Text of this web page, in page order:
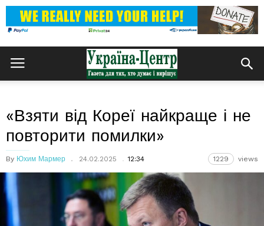
«Взяти від Кореї найкраще і не
повторити помилки»
By Юхим Мармер 24.02.2025 12:34 1229 views